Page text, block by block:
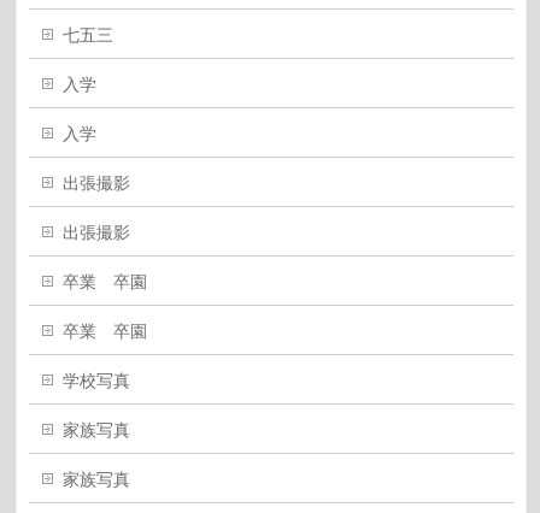
七五三
入学
入学
出張撮影
出張撮影
卒業 卒園
卒業 卒園
学校写真
家族写真
家族写真